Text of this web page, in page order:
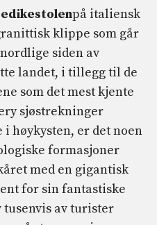
på italiensk
klippe som går
siden av
landet, i tillegg til de
som det mest kjente
sjøstrekninger
i høykysten, er det noen
formasjoner
med en gigantisk
for sin fantastiske
av turister